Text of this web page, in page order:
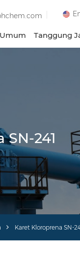
Tanggung
241
Karet Kloroprena SN-